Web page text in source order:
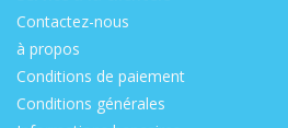
Contactez-nous
à propos
Conditions de paiement
Conditions générales